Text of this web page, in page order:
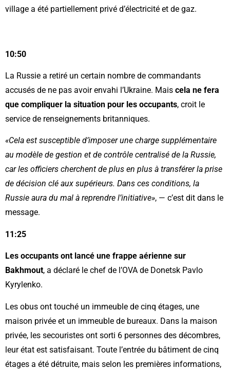
village a été partiellement privé d’électricité et de gaz.
10:50
La Russie a retiré un certain nombre de commandants
accusés de ne pas avoir envahi l’Ukraine. Mais cela ne fera
que compliquer la situation pour les occupants, croit le
service de renseignements britanniques.
«Cela est susceptible d’imposer une charge supplémentaire
au modèle de gestion et de contrôle centralisé de la Russie,
car les officiers cherchent de plus en plus à transférer la prise
de décision clé aux supérieurs. Dans ces conditions, la
Russie aura du mal à reprendre l’initiative», — c’est dit dans le
message.
11:25
Les occupants ont lancé une frappe aérienne sur
Bakhmout, a déclaré le chef de l’OVA de Donetsk Pavlo
Kyrylenko.
Les obus ont touché un immeuble de cinq étages, une
maison privée et un immeuble de bureaux. Dans la maison
privée, les secouristes ont sorti 6 personnes des décombres,
leur état est satisfaisant. Toute l’entrée du bâtiment de cinq
étages a été détruite, mais selon les premières informations,